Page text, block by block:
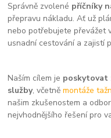
Správně zvolené příčníky
přepravu nákladu. Ať už
nebo potřebujete převážet
usnadní cestování a zajistí
Naším cílem je poskytovat
služby, včetněmontáže
našim zkušenostem a
nejvhodnějšího řešení pro